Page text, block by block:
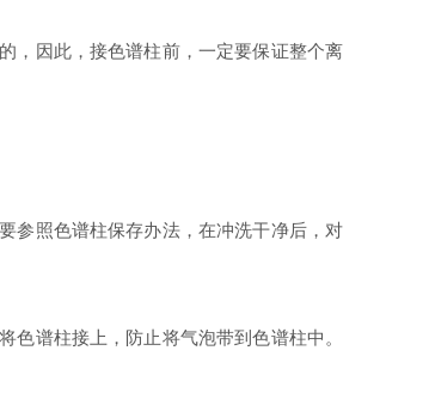
因此，接色谱柱前，一定要保证整个离
照色谱柱保存办法，在冲洗干净后，对
谱柱接上，防止将气泡带到色谱柱中。